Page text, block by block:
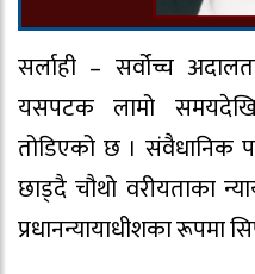
सर्लाही – सर्वोच्च
यसपटक लामो समयदेखि
तोडिएको छ । संवैधानिक
छाड्दै चौथो वरीयताका
प्रधानन्यायाधीशका रूपमा